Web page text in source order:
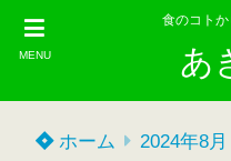
MENU
食のコト
あ
ホーム 2024年8月